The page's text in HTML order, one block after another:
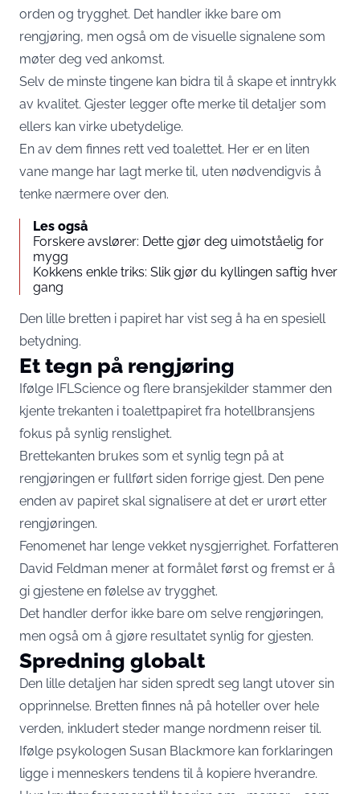
orden og trygghet. Det handler ikke bare om
rengjøring, men også om de visuelle signalene som
møter deg ved ankomst.
Selv de minste tingene kan bidra til å skape et inntrykk
av kvalitet. Gjester legger ofte merke til detaljer som
ellers kan virke ubetydelige.
En av dem finnes rett ved toalettet. Her er en liten
vane mange har lagt merke til, uten nødvendigvis å
tenke nærmere over den.
Les også
Forskere avslører: Dette gjør deg uimotståelig for
mygg
Kokkens enkle triks: Slik gjør du kyllingen saftig hver
gang
Den lille bretten i papiret har vist seg å ha en spesiell
betydning.
Et tegn på rengjøring
Ifølge IFLScience og flere bransjekilder stammer den
kjente trekanten i toalettpapiret fra hotellbransjens
fokus på synlig renslighet.
Brettekanten brukes som et synlig tegn på at
rengjøringen er fullført siden forrige gjest. Den pene
enden av papiret skal signalisere at det er urørt etter
rengjøringen.
Fenomenet har lenge vekket nysgjerrighet. Forfatteren
David Feldman mener at formålet først og fremst er å
gi gjestene en følelse av trygghet.
Det handler derfor ikke bare om selve rengjøringen,
men også om å gjøre resultatet synlig for gjesten.
Spredning globalt
Den lille detaljen har siden spredt seg langt utover sin
opprinnelse. Bretten finnes nå på hoteller over hele
verden, inkludert steder mange nordmenn reiser til.
Ifølge psykologen Susan Blackmore kan forklaringen
ligge i menneskers tendens til å kopiere hverandre.